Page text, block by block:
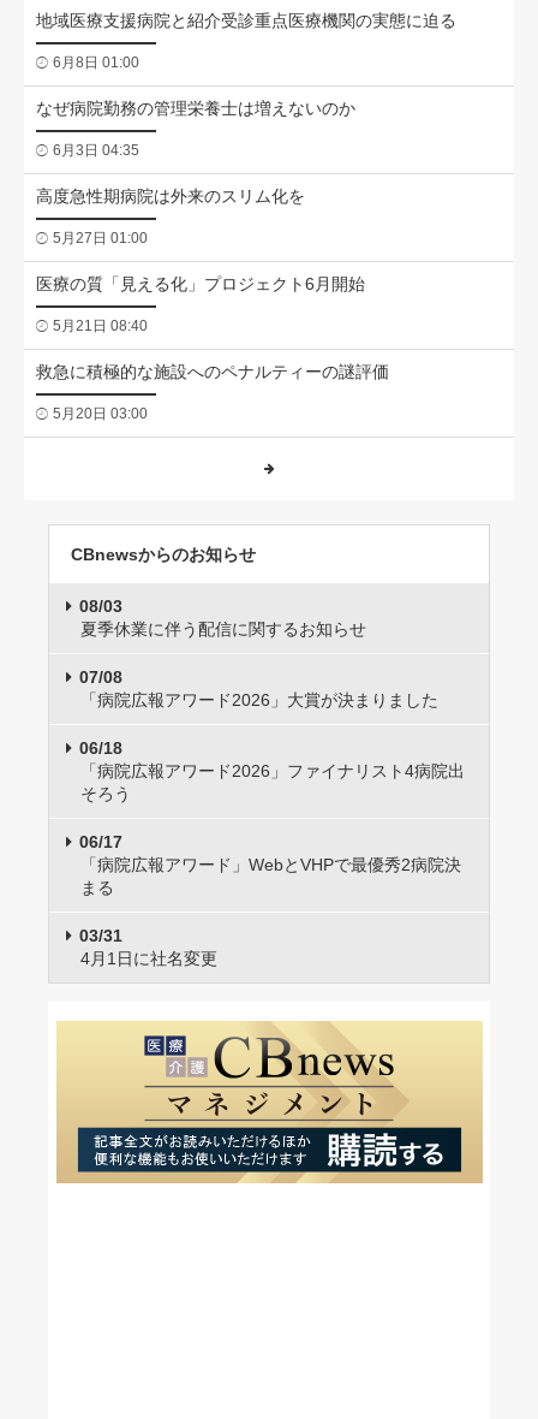
地域医療支援病院と紹介受診重点医療機関の実態に迫る
6月8日 01:00
なぜ病院勤務の管理栄養士は増えないのか
6月3日 04:35
高度急性期病院は外来のスリム化を
5月27日 01:00
医療の質「見える化」プロジェクト6月開始
5月21日 08:40
救急に積極的な施設へのペナルティーの謎評価
5月20日 03:00
CBnewsからのお知らせ
08/03
夏季休業に伴う配信に関するお知らせ
07/08
「病院広報アワード2026」大賞が決まりました
06/18
「病院広報アワード2026」ファイナリスト4病院出
そろう
06/17
「病院広報アワード」WebとVHPで最優秀2病院決
まる
03/31
4月1日に社名変更